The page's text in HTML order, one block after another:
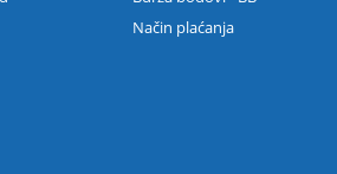
Način plaćanja